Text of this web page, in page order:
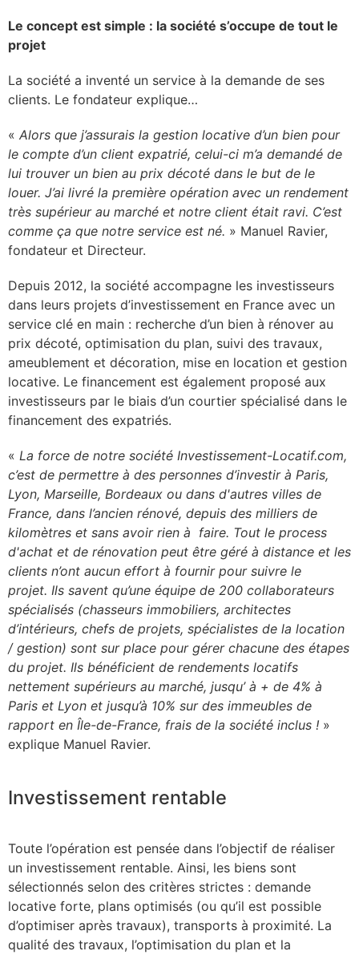
Le concept est simple : la société s’occupe de tout le
projet
La société a inventé un service à la demande de ses
clients. Le fondateur explique…
« Alors que j’assurais la gestion locative d’un bien pour
le compte d’un client expatrié, celui-ci m’a demandé de
lui trouver un bien au prix décoté dans le but de le
louer. J’ai livré la première opération avec un rendement
très supérieur au marché et notre client était ravi. C’est
comme ça que notre service est né. » Manuel Ravier,
fondateur et Directeur.
Depuis 2012, la société accompagne les investisseurs
dans leurs projets d’investissement en France avec un
service clé en main : recherche d’un bien à rénover au
prix décoté, optimisation du plan, suivi des travaux,
ameublement et décoration, mise en location et gestion
locative. Le financement est également proposé aux
investisseurs par le biais d’un courtier spécialisé dans le
financement des expatriés.
« La force de notre société Investissement-Locatif.com,
c’est de permettre à des personnes d’investir à Paris,
Lyon, Marseille, Bordeaux ou dans d'autres villes de
France, dans l’ancien rénové, depuis des milliers de
kilomètres et sans avoir rien à faire. Tout le process
d'achat et de rénovation peut être géré à distance et les
clients n’ont aucun effort à fournir pour suivre le
projet. Ils savent qu’une équipe de 200 collaborateurs
spécialisés (chasseurs immobiliers, architectes
d’intérieurs, chefs de projets, spécialistes de la location
/ gestion) sont sur place pour gérer chacune des étapes
du projet. Ils bénéficient de rendements locatifs
nettement supérieurs au marché, jusqu’ à + de 4% à
Paris et Lyon et jusqu’à 10% sur des immeubles de
rapport en Île-de-France, frais de la société inclus ! »
explique Manuel Ravier.
Investissement rentable
Toute l’opération est pensée dans l’objectif de réaliser
un investissement rentable. Ainsi, les biens sont
sélectionnés selon des critères strictes : demande
locative forte, plans optimisés (ou qu’il est possible
d’optimiser après travaux), transports à proximité. La
qualité des travaux, l’optimisation du plan et la